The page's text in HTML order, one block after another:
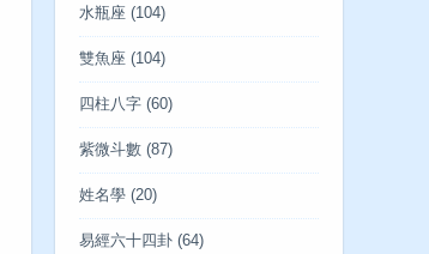
水瓶座 (104)
雙魚座 (104)
四柱八字 (60)
紫微斗數 (87)
姓名學 (20)
易經六十四卦 (64)